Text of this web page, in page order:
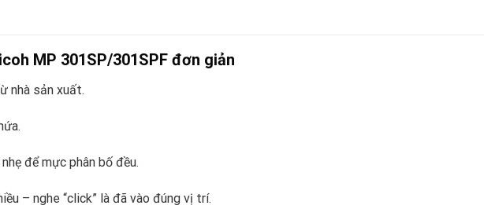
MP 301SP/301SPF đơn giản
nhà sản xuất.
để mực phân bố đều.
– nghe “click” là đã vào đúng vị trí.